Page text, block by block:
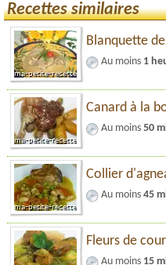
Recettes similaires
Blanquette
Au moins 1
Canard à la
Au moins 50
Collier
Au moins 45
Fleurs de
Au moins 15